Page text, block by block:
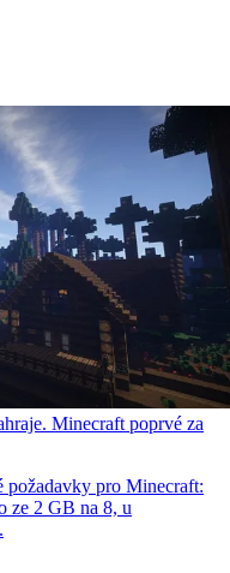
Minecraft poprvé za
požadavky pro Minecraft:
ze 2 GB na 8, u